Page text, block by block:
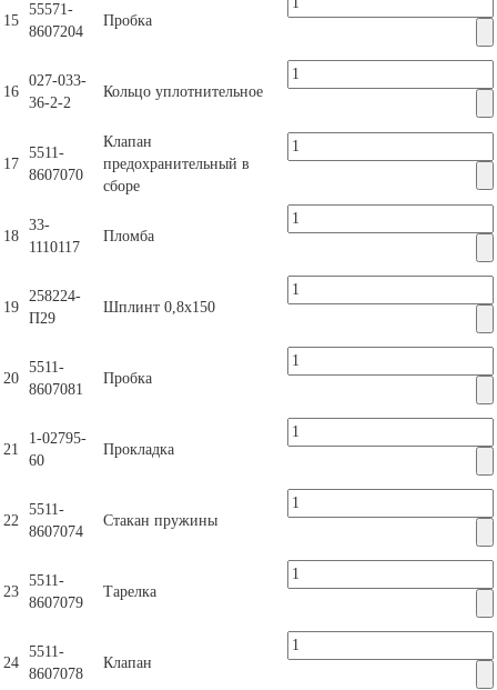
15
55571-
8607204
Пробка
16
027-033-
36-2-2
Кольцо уплотнительное
17
5511-
8607070
Клапан
предохранительный в
сборе
18
33-
1110117
Пломба
19
258224-
П29
Шплинт 0,8х150
20
5511-
8607081
Пробка
21
1-02795-
60
Прокладка
22
5511-
8607074
Стакан пружины
23
5511-
8607079
Тарелка
24
5511-
8607078
Клапан